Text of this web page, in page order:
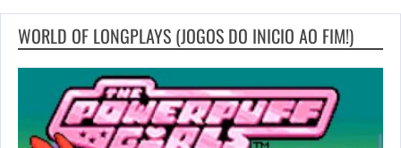
WORLD OF LONGPLAYS (JOGOS DO INICIO AO FIM!)